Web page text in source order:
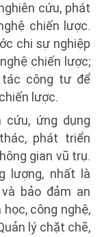
cứu, phát
chiến lược.
chi sự nghiệp
chiến lược;
tác công tư để
lược.
cứu, ứng dụng
phát triển
gian vũ trụ.
lượng, nhất là
bảo đảm an
công nghệ,
lý chặt chẽ,